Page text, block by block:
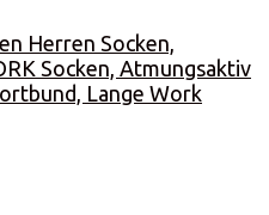
Herren Socken,
Socken, Atmungsaktiv
Lange Work